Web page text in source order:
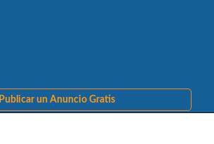
Publicar un Anuncio Gratis